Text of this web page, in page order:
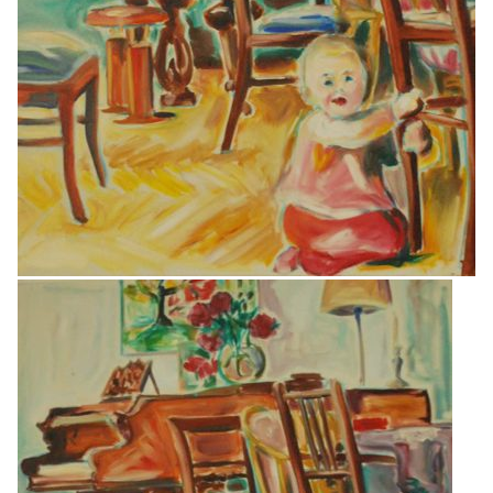
Ausstellungen nach Jahren filtern
Filter exhibitions by years
2026 2025 2024 2023
2022
2021
2020 2019 2018
2017
2016
2015 2014 2013
2012
2011
2010 2009 2008
2007
2005 2004 2003
2002
2000 1999 1998
1997
1995 1994
1990 1989
1987
1985 1984 1983
1982
1981
1980 1979 1978
1977
1976
1975 1974 1973
1972
1971
1970 1969 1968 1967